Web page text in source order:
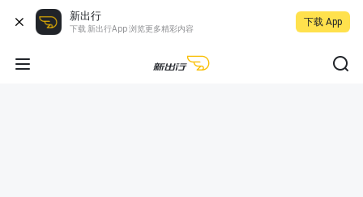
新出行
下载 新出行App 浏览更多精彩内容
下载 App